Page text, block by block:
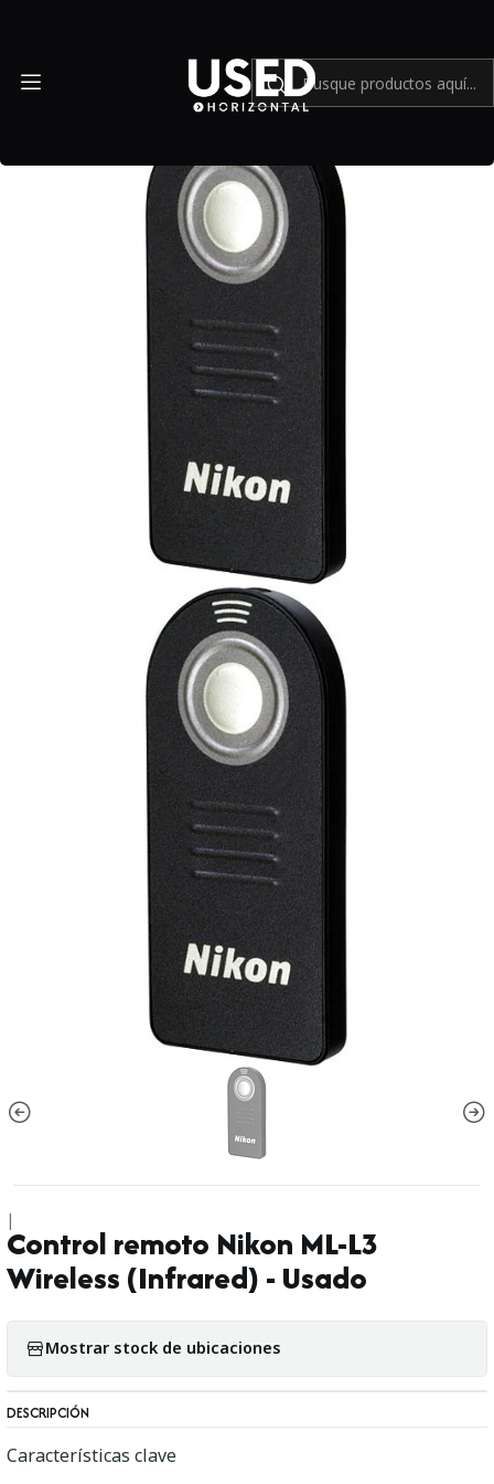
|
Control remoto Nikon ML-L3
Wireless (Infrared) - Usado
Mostrar stock de ubicaciones
DESCRIPCIÓN
Características clave